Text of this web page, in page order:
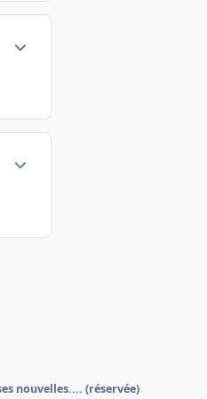
nouvelles.... (réservée)